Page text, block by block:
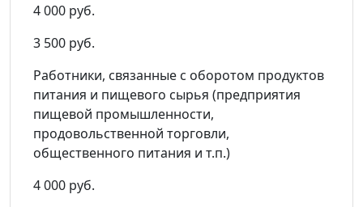
4 000 руб.
3 500 руб.
Работники, связанные с оборотом продуктов
питания и пищевого сырья (предприятия
пищевой промышленности,
продовольственной торговли,
общественного питания и т.п.)
4 000 руб.